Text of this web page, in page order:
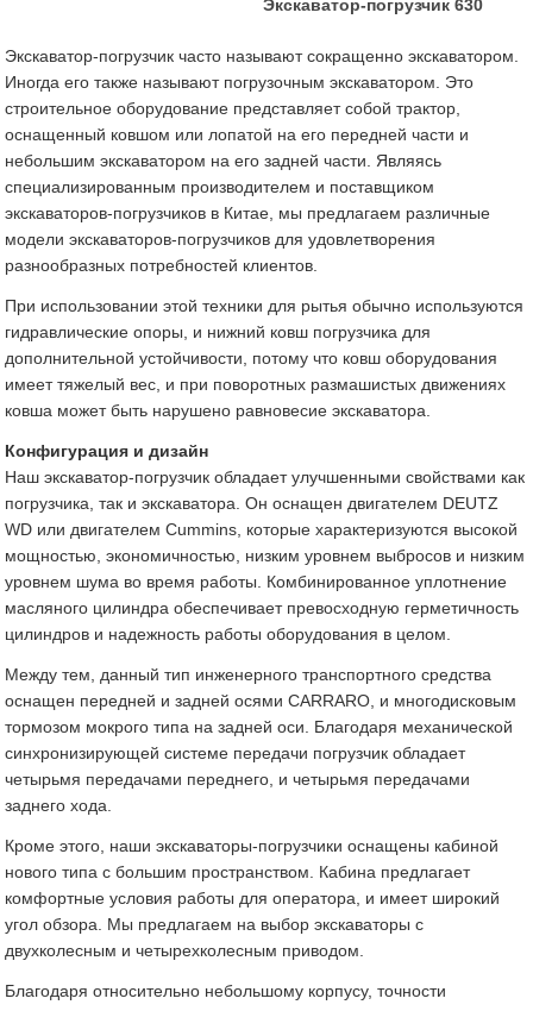
Экскаватор-погрузчик 630
Экскаватор-погрузчик часто называют сокращенно экскаватором.
Иногда его также называют погрузочным экскаватором. Это
строительное оборудование представляет собой трактор,
оснащенный ковшом или лопатой на его передней части и
небольшим экскаватором на его задней части. Являясь
специализированным производителем и поставщиком
экскаваторов-погрузчиков в Китае, мы предлагаем различные
модели экскаваторов-погрузчиков для удовлетворения
разнообразных потребностей клиентов.
При использовании этой техники для рытья обычно используются
гидравлические опоры, и нижний ковш погрузчика для
дополнительной устойчивости, потому что ковш оборудования
имеет тяжелый вес, и при поворотных размашистых движениях
ковша может быть нарушено равновесие экскаватора.
Конфигурация и дизайн
Наш экскаватор-погрузчик обладает улучшенными свойствами как
погрузчика, так и экскаватора. Он оснащен двигателем DEUTZ
WD или двигателем Cummins, которые характеризуются высокой
мощностью, экономичностью, низким уровнем выбросов и низким
уровнем шума во время работы. Комбинированное уплотнение
масляного цилиндра обеспечивает превосходную герметичность
цилиндров и надежность работы оборудования в целом.
Между тем, данный тип инженерного транспортного средства
оснащен передней и задней осями CARRARO, и многодисковым
тормозом мокрого типа на задней оси. Благодаря механической
синхронизирующей системе передачи погрузчик обладает
четырьмя передачами переднего, и четырьмя передачами
заднего хода.
Кроме этого, наши экскаваторы-погрузчики оснащены кабиной
нового типа с большим пространством. Кабина предлагает
комфортные условия работы для оператора, и имеет широкий
угол обзора. Мы предлагаем на выбор экскаваторы с
двухколесным и четырехколесным приводом.
Благодаря относительно небольшому корпусу, точности